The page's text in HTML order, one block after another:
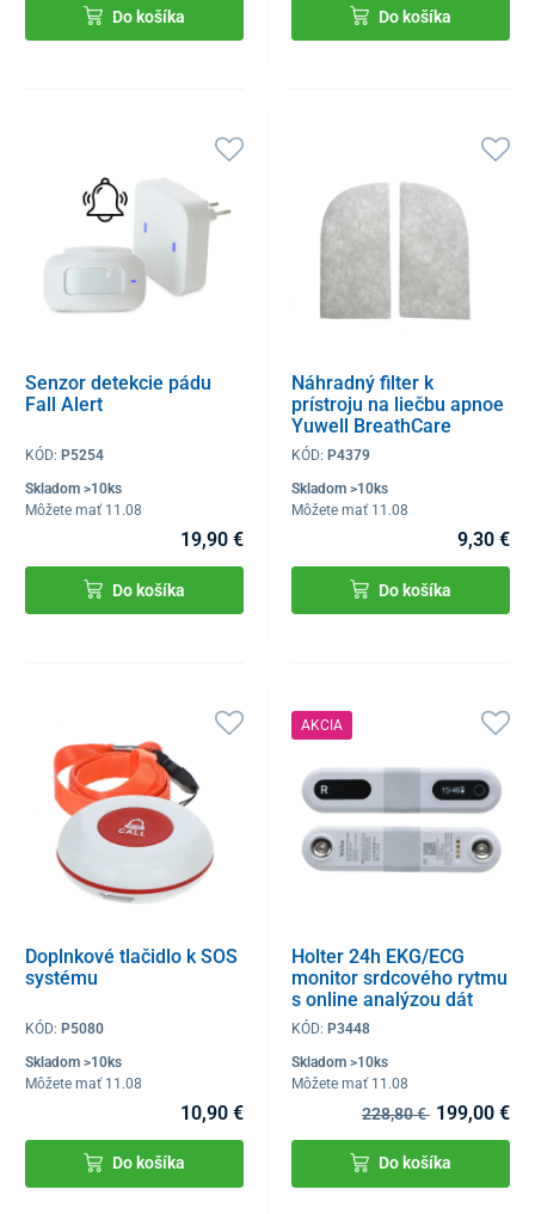
Do košíka Do košíka
Senzor detekcie pádu
Fall Alert
KÓD: P5254
Skladom >10ks
Môžete mať 11.08
19,90 €
Do košíka
Náhradný filter k
prístroju na liečbu apnoe
Yuwell BreathCare
CPAP/APAP
KÓD: P4379
Skladom >10ks
Môžete mať 11.08
9,30 €
Do košíka
Doplnkové tlačidlo k SOS
systému
KÓD: P5080
Skladom >10ks
Môžete mať 11.08
10,90 €
Do košíka
AKCIA
Holter 24h EKG/ECG
monitor srdcového rytmu
s online analýzou dát
KÓD: P3448
Skladom >10ks
Môžete mať 11.08
228,80 € 199,00 €
Do košíka